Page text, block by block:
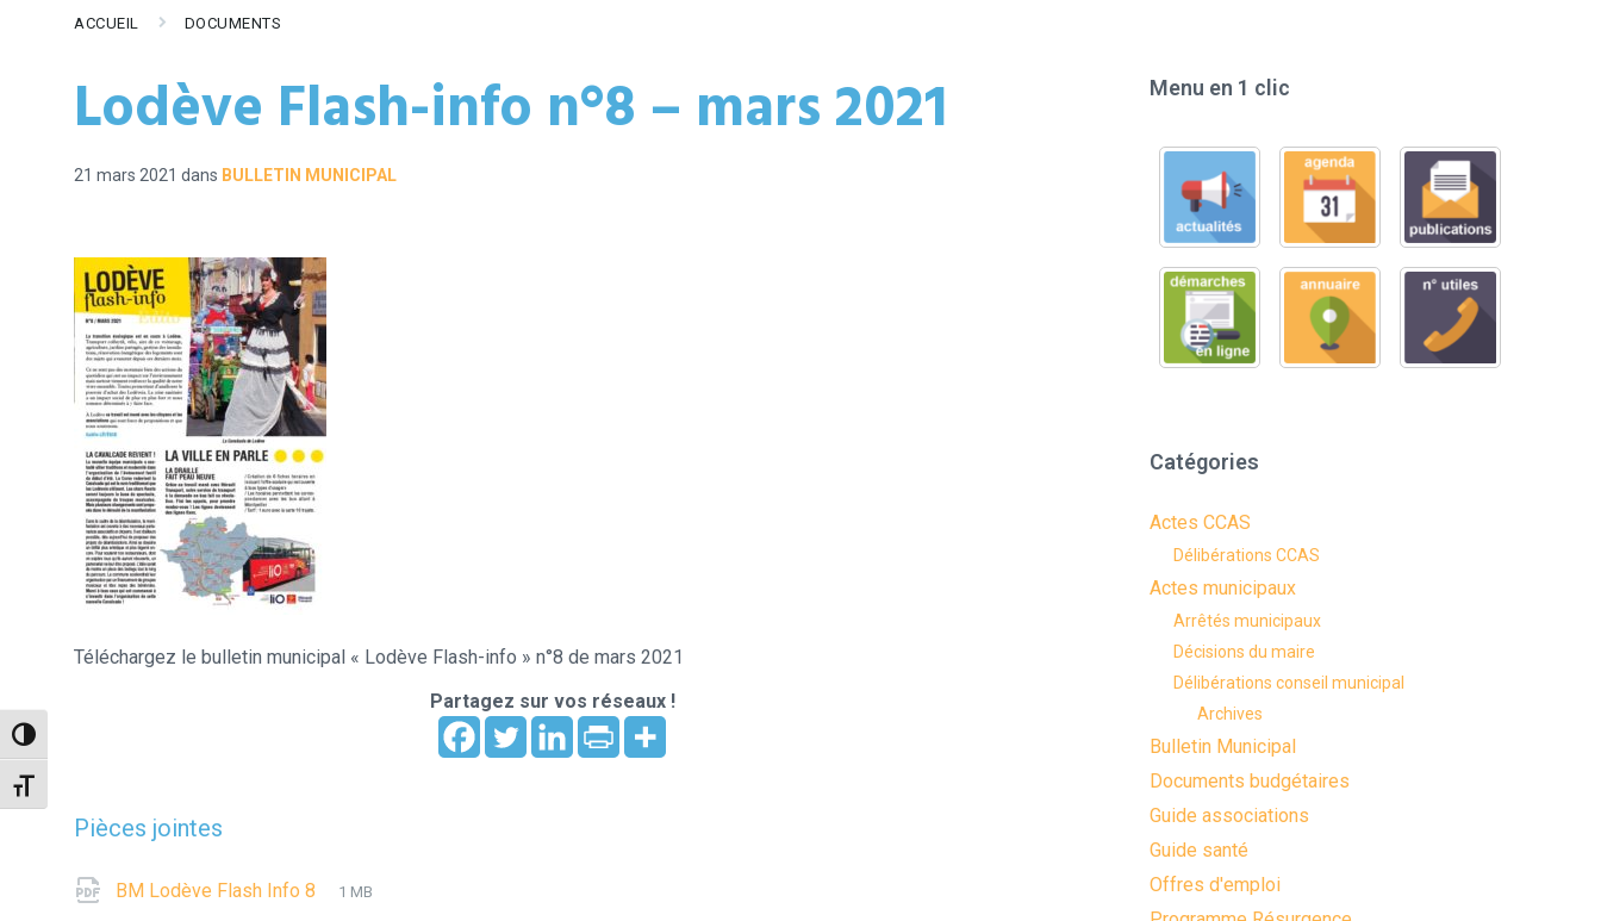
Passer en contraste élevé
Changer la taille de la police
ACCUEIL DOCUMENTS
Lodève Flash-info n°8 – mars 2021
21 mars 2021 dans BULLETIN MUNICIPAL
Téléchargez le bulletin municipal « Lodève Flash-info » n°8 de mars 2021
Partagez sur vos réseaux !
Pièces jointes
BM Lodève Flash Info 8
File
pdf
File
1 MB
Menu en 1 clic
Catégories
Actes CCAS
Délibérations CCAS
Actes municipaux
Arrêtés municipaux
Décisions du maire
Délibérations conseil municipal
Archives
Bulletin Municipal
Documents budgétaires
Guide associations
Guide santé
Offres d'emploi